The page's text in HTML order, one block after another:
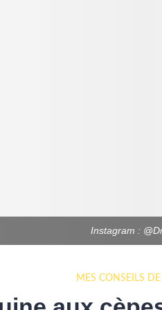
Instagram :
MES CONSEILS